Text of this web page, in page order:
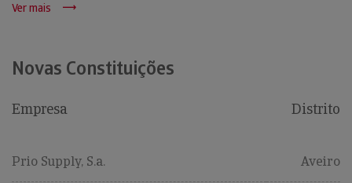
Ver mais
Novas Constituições
Empresa Distrito
Prio Supply, S.a. Aveiro